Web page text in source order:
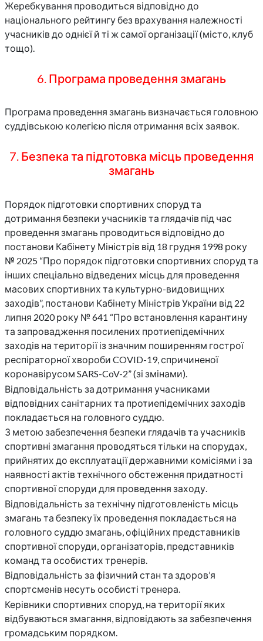
Жеребкування проводиться відповідно до
національного рейтингу без врахування належності
учасників до однієї й ті ж самої організації (місто, клуб
тощо).
6. Програма проведення змагань
Програма проведення змагань визначається головною
суддівською колегією після отримання всіх заявок.
7. Безпека та підготовка місць проведення
змагань
Порядок підготовки спортивних споруд та
дотримання безпеки учасників та глядачів під час
проведення змагань проводиться відповідно до
постанови Кабінету Міністрів від 18 грудня 1998 року
№ 2025 “Про порядок підготовки спортивних споруд та
інших спеціально відведених місць для проведення
масових спортивних та культурно-видовищних
заходів”, постанови Кабінету Міністрів України від 22
липня 2020 року № 641 “Про встановлення карантину
та запровадження посилених протиепідемічних
заходів на території із значним поширенням гострої
респіраторної хвороби COVID-19, спричиненої
коронавірусом SARS-CoV-2” (зі змінами).
Відповідальність за дотримання учасниками
відповідних санітарних та протиепідемічних заходів
покладається на головного суддю.
З метою забезпечення безпеки глядачів та учасників
спортивні змагання проводяться тільки на спорудах,
прийнятих до експлуатації державними комісіями і за
наявності актів технічного обстеження придатності
спортивної споруди для проведення заходу.
Відповідальність за технічну підготовленість місць
змагань та безпеку їх проведення покладається на
головного суддю змагань, офіційних представників
спортивної споруди, організаторів, представників
команд та особистих тренерів.
Відповідальність за фізичний стан та здоров’я
спортсменів несуть особисті тренера.
Керівники спортивних споруд, на території яких
відбуваються змагання, відповідають за забезпечення
громадським порядком.